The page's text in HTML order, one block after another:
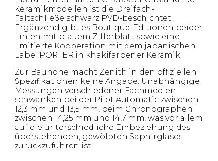
Keramikmodellen ist die Dreifach-
Faltschließe schwarz PVD-beschichtet.
Ergänzend gibt es Boutique-Editionen beider
Linien mit blauem Zifferblatt sowie eine
limitierte Kooperation mit dem japanischen
Label PORTER in khakifarbener Keramik.
Zur Bauhöhe macht Zenith in den offiziellen
Spezifikationen keine Angabe. Unabhängige
Messungen verschiedener Fachmedien
schwanken bei der Pilot Automatic zwischen
12,3 mm und 13,5 mm, beim Chronographen
zwischen 14,25 mm und 14,7 mm, was vor allem
auf die unterschiedliche Einbeziehung des
überstehenden, gewölbten Saphirglases
zurückzuführen ist.